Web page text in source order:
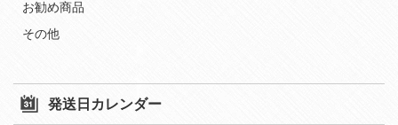
お勧め商品
その他
発送日カレンダー